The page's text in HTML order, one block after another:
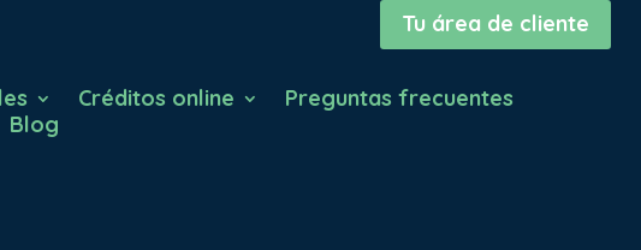
Tu área de cliente
Créditos online
Preguntas frecuentes
Blog